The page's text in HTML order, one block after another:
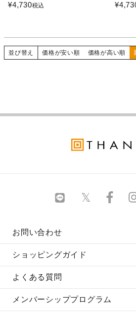
¥4,730税込 ¥
並び替え 価格が安い順 価格が高い順
お問い合わせ
ショッピングガイド
よくある質問
メンバーシッププログラム